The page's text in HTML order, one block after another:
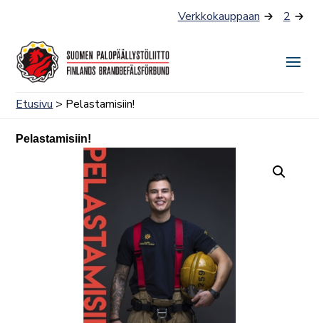
Verkkokauppaan 2
Etusivu > Pelastamisiin!
Pelastamisiin!